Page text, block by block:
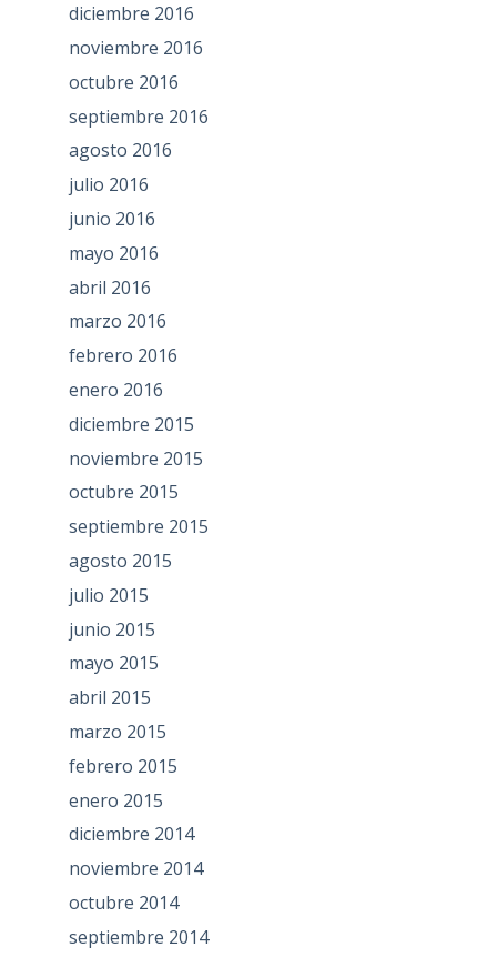
diciembre 2016
noviembre 2016
octubre 2016
septiembre 2016
agosto 2016
julio 2016
junio 2016
mayo 2016
abril 2016
marzo 2016
febrero 2016
enero 2016
diciembre 2015
noviembre 2015
octubre 2015
septiembre 2015
agosto 2015
julio 2015
junio 2015
mayo 2015
abril 2015
marzo 2015
febrero 2015
enero 2015
diciembre 2014
noviembre 2014
octubre 2014
septiembre 2014